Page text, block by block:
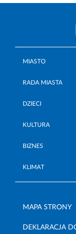
MIASTO
RADA MIASTA
DZIECI
KULTURA
BIZNES
KLIMAT
MAPA STRONY
DEKLARACJA